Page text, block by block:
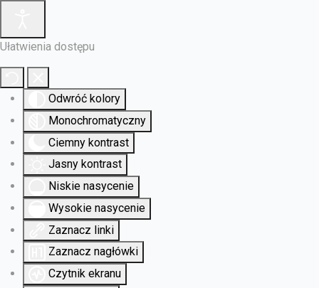
Ułatwienia dostępu
Odwróć kolory
Monochromatyczny
Ciemny kontrast
Jasny kontrast
Niskie nasycenie
Wysokie nasycenie
Zaznacz linki
Zaznacz nagłówki
Czytnik ekranu